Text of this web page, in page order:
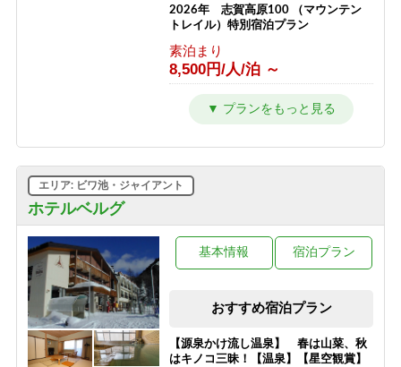
2026年 志賀高原100 （マウンテン
トレイル）特別宿泊プラン
素泊まり
8,500円/人/泊 ～
ウインターシーズン 通常プラン
11,000円/人/泊 ～
ホテルベルグ
エリア: ビワ池・ジャイアント
基本情報 宿泊プラン
おすすめ宿泊プラン
【源泉かけ流し温泉】 春は山菜、秋
はキノコ三昧！【温泉】【星空観賞】